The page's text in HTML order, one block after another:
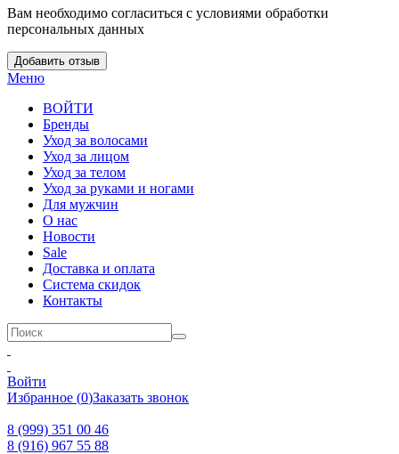
Вам необходимо согласиться с условиями обработки
персональных данных
Добавить отзыв
Меню
ВОЙТИ
Бренды
Уход за волосами
Уход за лицом
Уход за телом
Уход за руками и ногами
Для мужчин
О нас
Новости
Sale
Доставка и оплата
Система скидок
Контакты
Войти
Избранное (0)Заказать звонок
8 (999) 351 00 46
8 (916) 967 55 88